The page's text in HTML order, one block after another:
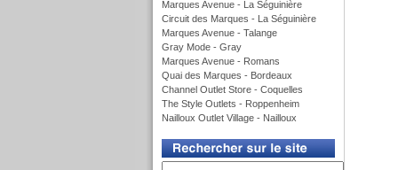
Marques Avenue - La Séguinière
Circuit des Marques - La Séguinière
Marques Avenue - Talange
Gray Mode - Gray
Marques Avenue - Romans
Quai des Marques - Bordeaux
Channel Outlet Store - Coquelles
The Style Outlets - Roppenheim
Nailloux Outlet Village - Nailloux